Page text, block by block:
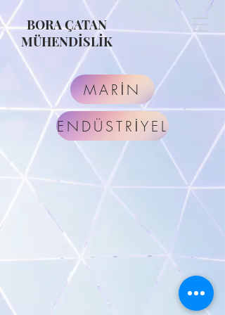
BORA ÇATAN
MÜHENDİSLİK
MARİN
ENDÜSTRİYEL